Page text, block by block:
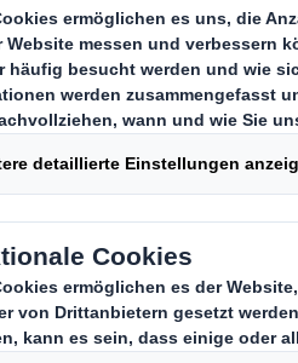
nachhaltigen wie
innovativen
Innengefach. Die
befindliche
platzsparend,
clevere
für mehr